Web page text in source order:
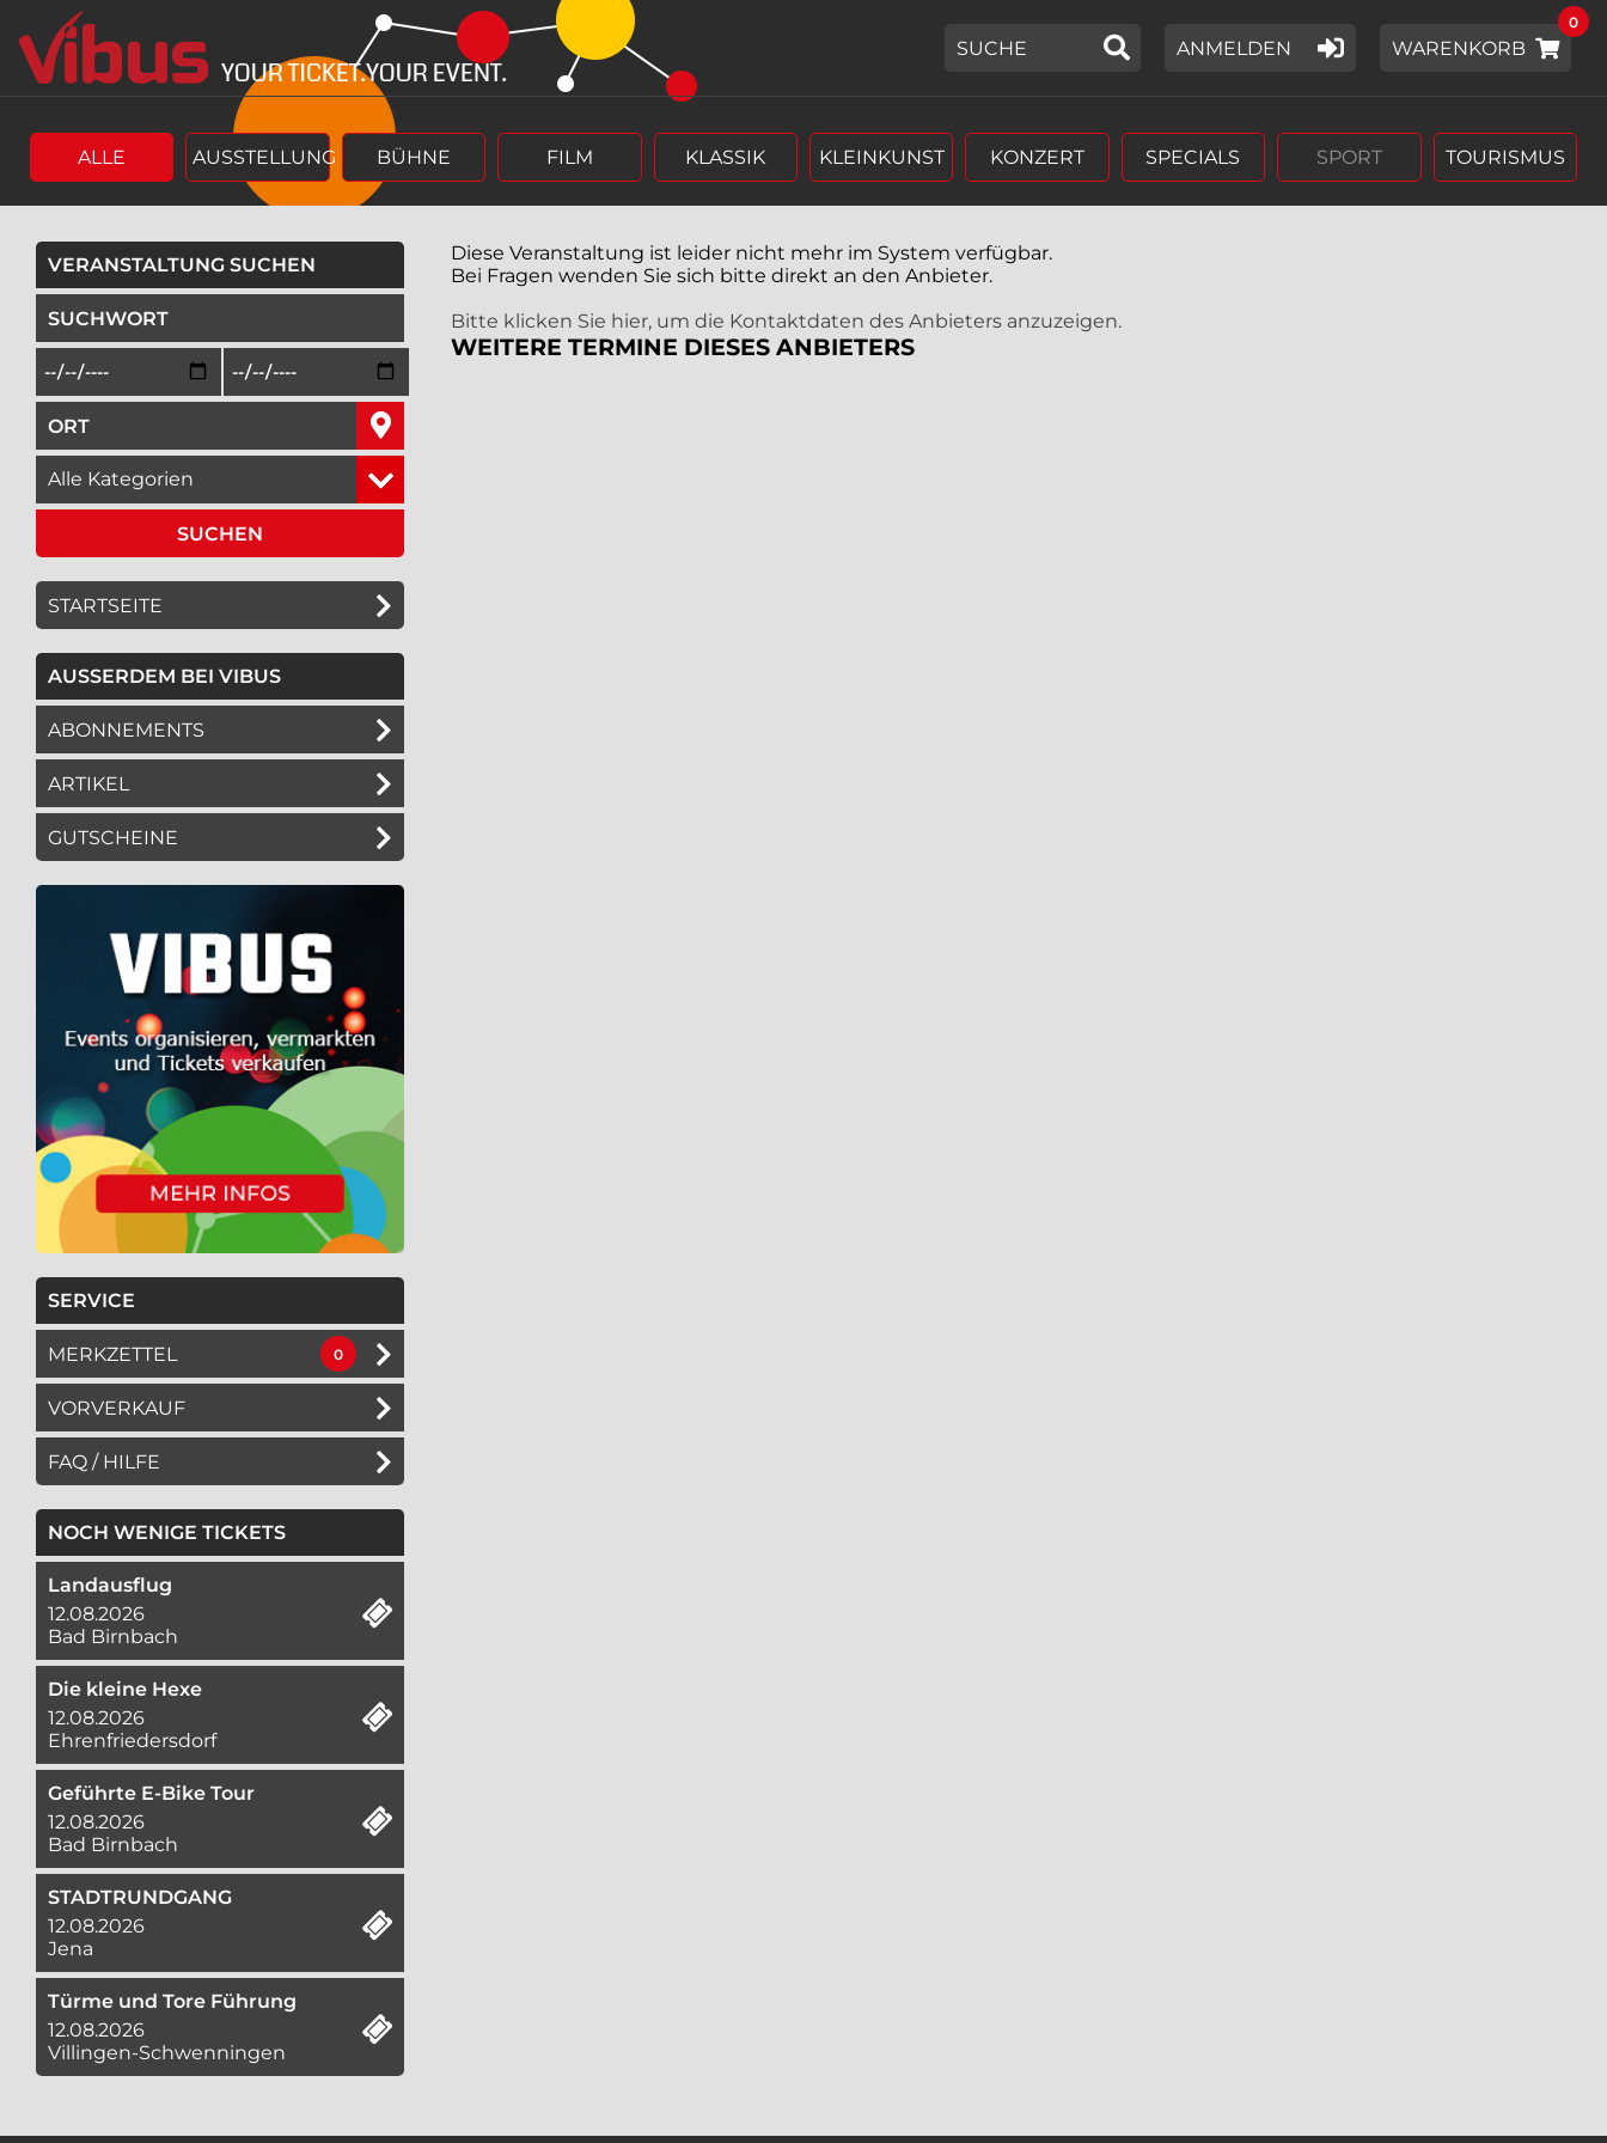
Springe
zum
Hauptinhalt
zum
Menü
GEBEN SIE HIER EIN SUCHWORT EIN,
ANMELDEN WARENKORB
0
ALLE AUSSTELLUNG BÜHNE FILM KLASSIK KLEINKUNST KONZERT SPECIALS SPORT TOURISMUS
VERANSTALTUNG SUCHEN
Beginn des Suchzeitraums in der Form Tag, Monat, Jahr (4 stellig),
Ende des Suchzeitraums in der Form Tag, Monat, Jahr (4 stellig),
geben Sie den Ort ein, in dem Sie suchen wollen,
wählen Sie eine Veranstaltungskategorie aus,
STARTSEITE
AUSSERDEM BEI VIBUS
ABONNEMENTS
ARTIKEL
GUTSCHEINE
SERVICE
MERKZETTEL 0
VORVERKAUF
FAQ / HILFE
NOCH WENIGE TICKETS
Landausflug
12.08.2026
Bad Birnbach
Die kleine Hexe
12.08.2026
Ehrenfriedersdorf
Geführte E-Bike Tour
12.08.2026
Bad Birnbach
STADTRUNDGANG
12.08.2026
Jena
Türme und Tore Führung
12.08.2026
Villingen-Schwenningen
Diese Veranstaltung ist leider nicht mehr im System verfügbar.
Bei Fragen wenden Sie sich bitte direkt an den Anbieter.
Bitte klicken Sie hier, um die Kontaktdaten des Anbieters anzuzeigen.
WEITERE TERMINE DIESES ANBIETERS